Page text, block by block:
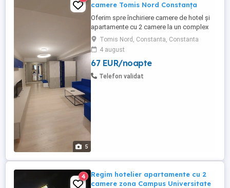
5
camere Tomis Nord Constanța
Oferim spre închiriere camere de hotel și
apartamente cu 2 camere la un complex
hotelier de 3 și 4 stele . Contra cost avem
și mic dejun la cerere (40 lei de persoană)
Complexul hotelier se află în zona Tomis
Nord Campus Universitate. Dotări:
Complet mobilate și utilate modern Aer
Tomis Nord, Constanta, Constanta
4 august
67 EUR/noapte
Telefon validat
4
Regim hotelier apartamente cu 2
camere zona Campus Universitate